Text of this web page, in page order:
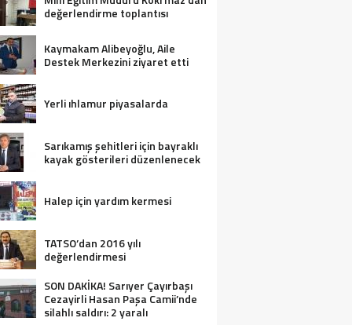
değerlendirme toplantısı
Kaymakam Alibeyoğlu, Aile
Destek Merkezini ziyaret etti
Yerli ıhlamur piyasalarda
Sarıkamış şehitleri için bayraklı
kayak gösterileri düzenlenecek
Halep için yardım kermesi
TATSO’dan 2016 yılı
değerlendirmesi
SON DAKİKA! Sarıyer Çayırbaşı
Cezayirli Hasan Paşa Camii’nde
silahlı saldırı: 2 yaralı